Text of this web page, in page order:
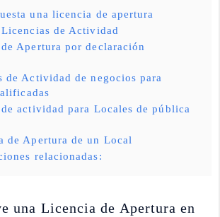
una licencia de apertura
de Actividad
Apertura por declaración
de Actividad de negocios para
actividad para Locales de pública
de Apertura de un Local
relacionadas:
una Licencia de Apertura en